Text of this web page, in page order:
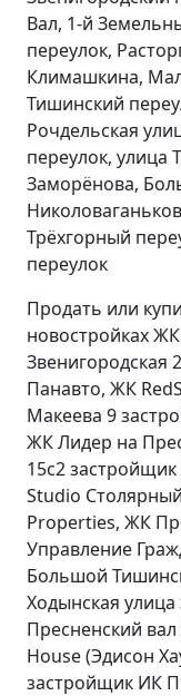
Вал, 1-й
переулок,
Климашкина,
Тишинский
Рочдельская
переулок, улица
Заморёнова,
Трёхгорный
переулок
Продать или
новостройках
Звенигородская
Панавто, ЖК
Макеева 9
ЖК Лидер на
15с2
Studio
Properties, ЖК
Управление
Большой
Ходынская
Пресненский
House (Эдисон
застройщик ИК